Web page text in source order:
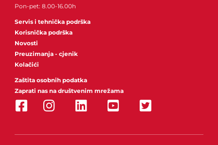
Pon-pet: 8.00-16.00h
Servis i tehnička podrška
Korisnička podrška
Novosti
Preuzimanja - cjenik
Kolačići
Zaštita osobnih podatka
Zaprati nas na društvenim mrežama